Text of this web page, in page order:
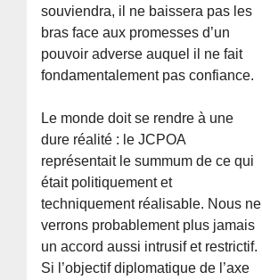
souviendra, il ne baissera pas les
bras face aux promesses d’un
pouvoir adverse auquel il ne fait
fondamentalement pas confiance.
Le monde doit se rendre à une
dure réalité : le JCPOA
représentait le summum de ce qui
était politiquement et
techniquement réalisable. Nous ne
verrons probablement plus jamais
un accord aussi intrusif et restrictif.
Si l’objectif diplomatique de l’axe